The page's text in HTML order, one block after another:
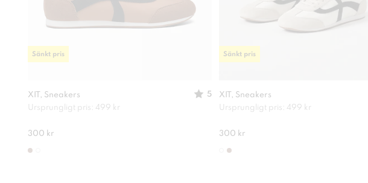
XIT, Sneakers
5
Ursprungligt pris: 499 kr
300 kr
Sänkt pris
XIT, Sneakers
Ursprungligt pris: 499 kr
300 kr
Sänkt pris